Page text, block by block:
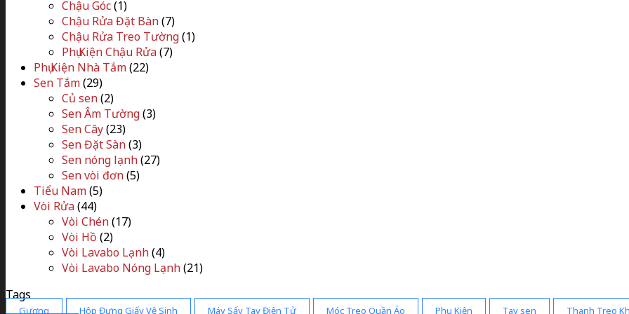
Chậu Góc(1)
Chậu Rửa Đặt Bàn(7)
Chậu Rửa Treo Tường(1)
Phụ Kiện Chậu Rửa(7)
Phụ Kiện Nhà Tắm(22)
Sen Tắm(29)
Củ sen(2)
Sen Âm Tường(3)
Sen Cây(23)
Sen Đặt Sàn(3)
Sen nóng lạnh(27)
Sen vòi đơn(5)
Tiểu Nam(5)
Vòi Rửa(44)
Vòi Chén(17)
Vòi Hồ (2)
Vòi Lavabo Lạnh(4)
Vòi Lavabo Nóng Lạnh(21)
Tags
Gương Hộp Đựng Giấy Vệ Sinh Máy Sấy Tay Điện Tử Móc Treo Quần Áo Phụ Kiện Tay sen Thanh Treo